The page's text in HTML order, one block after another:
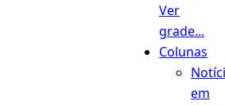
Ver
grade...
Colunas
em